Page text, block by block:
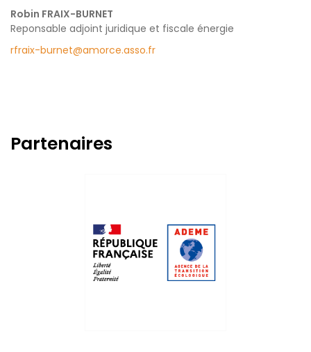
Robin FRAIX-BURNET
Reponsable adjoint juridique et fiscale énergie
rfraix-burnet@amorce.asso.fr
Partenaires